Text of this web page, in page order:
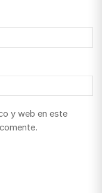
y web en este